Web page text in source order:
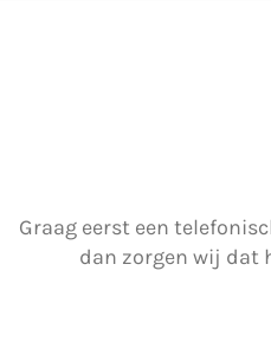
Graag eerst een
dan zorgen wij dat